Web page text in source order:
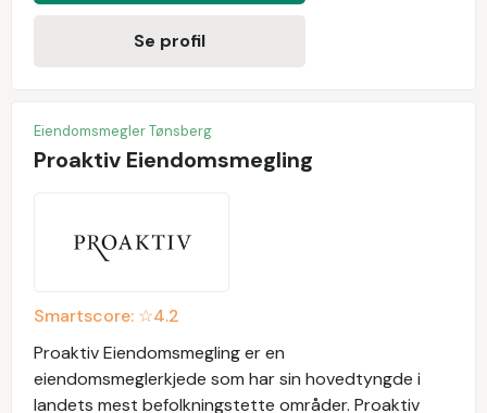
Se profil
Eiendomsmegler Tønsberg
Proaktiv Eiendomsmegling
Smartscore: ☆4.2
Proaktiv Eiendomsmegling er en
eiendomsmeglerkjede som har sin hovedtyngde i
landets mest befolkningstette områder. Proaktiv